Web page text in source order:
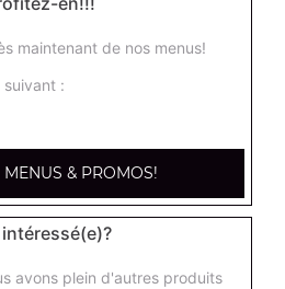
+
maintenant de nos menus!
suivant :
& PROMOS!
intéressé(e)?
avons plein d'autres produits